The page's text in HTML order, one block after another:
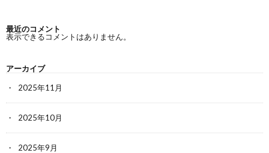
最近のコメント
表示できるコメントはありません。
アーカイブ
2025年11月
2025年10月
2025年9月